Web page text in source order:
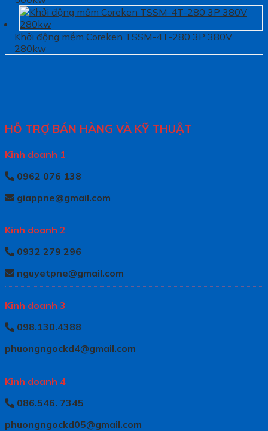
Khởi động mềm Coreken TSSM-4T-280 3P 380V
280kw
HỖ TRỢ BÁN HÀNG VÀ KỸ THUẬT
Kinh doanh 1
0962 076 138
giappne@gmail.com
Kinh doanh 2
0932 279 296
nguyetpne@gmail.com
Kinh doanh 3
098.130.4388
phuongngockd4@gmail.com
Kinh doanh 4
086.546. 7345
phuongngockd05@gmail.com